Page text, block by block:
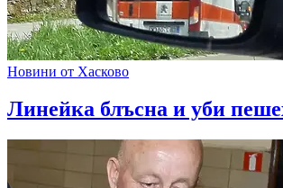
Новини от Хасково
Линейка блъсна и уби